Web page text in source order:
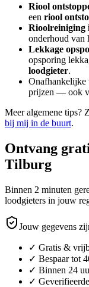
Riool
een riool
Rioolreiniging
onderhoud van
Lekkage
opsporing
loodgieter.
Onafhankelijke
prijzen — ook
Meer algemene tips?
bij mij in de buurt.
Ontvang
Tilburg
Binnen 2 minuten
loodgieters in jouw
Jouw gegevens
✓ Gratis &
✓ Bespaar tot
✓ Binnen 24
✓